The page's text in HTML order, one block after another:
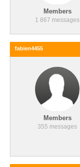
Members
1 867 messages
fabien4455
Members
355 messages